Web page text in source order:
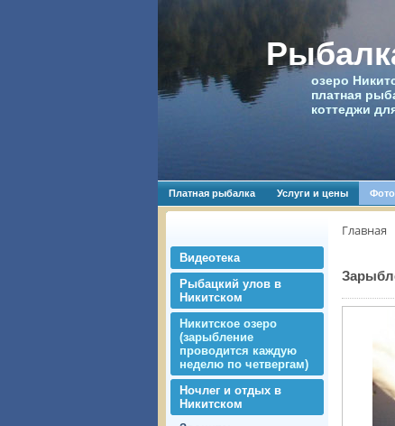
озеро
платная
коттеджи
Платная рыбалка Услуги и цены
Видеотека
Рыбацкий улов в
Никитском
Никитское озеро
(зарыбление
проводится каждую
неделю по четвергам)
Ночлег и отдых в
Никитском
Главная